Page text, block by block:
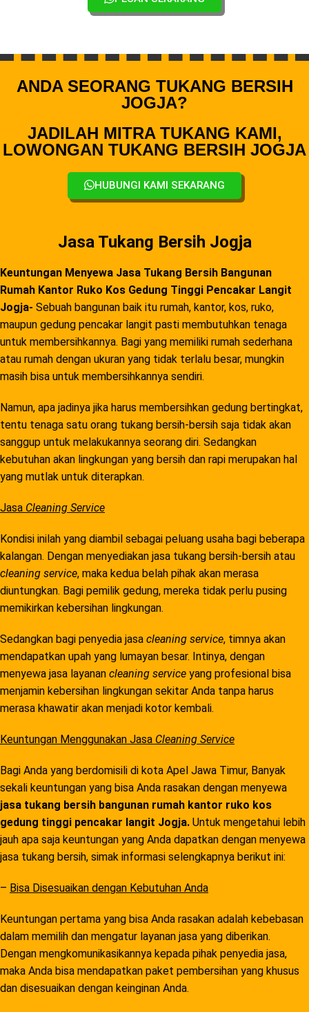
ANDA SEORANG TUKANG BERSIH
JOGJA?
JADILAH MITRA TUKANG KAMI,
LOWONGAN TUKANG BERSIH JOGJA
HUBUNGI KAMI SEKARANG
Jasa Tukang Bersih Jogja
Keuntungan Menyewa Jasa Tukang Bersih Bangunan
Rumah Kantor Ruko Kos Gedung Tinggi Pencakar Langit
Jogja- Sebuah bangunan baik itu rumah, kantor, kos, ruko,
maupun gedung pencakar langit pasti membutuhkan tenaga
untuk membersihkannya. Bagi yang memiliki rumah sederhana
atau rumah dengan ukuran yang tidak terlalu besar, mungkin
masih bisa untuk membersihkannya sendiri.
Namun, apa jadinya jika harus membersihkan gedung bertingkat,
tentu tenaga satu orang tukang bersih-bersih saja tidak akan
sanggup untuk melakukannya seorang diri. Sedangkan
kebutuhan akan lingkungan yang bersih dan rapi merupakan hal
yang mutlak untuk diterapkan.
Jasa Cleaning Service
Kondisi inilah yang diambil sebagai peluang usaha bagi beberapa
kalangan. Dengan menyediakan jasa tukang bersih-bersih atau
cleaning service, maka kedua belah pihak akan merasa
diuntungkan. Bagi pemilik gedung, mereka tidak perlu pusing
memikirkan kebersihan lingkungan.
Sedangkan bagi penyedia jasa cleaning service, timnya akan
mendapatkan upah yang lumayan besar. Intinya, dengan
menyewa jasa layanan cleaning service yang profesional bisa
menjamin kebersihan lingkungan sekitar Anda tanpa harus
merasa khawatir akan menjadi kotor kembali.
Keuntungan Menggunakan Jasa Cleaning Service
Bagi Anda yang berdomisili di kota Apel Jawa Timur, Banyak
sekali keuntungan yang bisa Anda rasakan dengan menyewa
jasa tukang bersih bangunan rumah kantor ruko kos
gedung tinggi pencakar langit Jogja. Untuk mengetahui lebih
jauh apa saja keuntungan yang Anda dapatkan dengan menyewa
jasa tukang bersih, simak informasi selengkapnya berikut ini:
– Bisa Disesuaikan dengan Kebutuhan Anda
Keuntungan pertama yang bisa Anda rasakan adalah kebebasan
dalam memilih dan mengatur layanan jasa yang diberikan.
Dengan mengkomunikasikannya kepada pihak penyedia jasa,
maka Anda bisa mendapatkan paket pembersihan yang khusus
dan disesuaikan dengan keinginan Anda.